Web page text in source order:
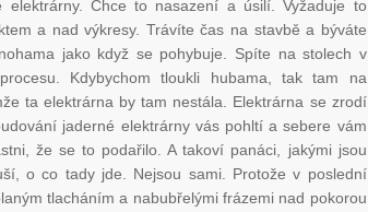
Chce to nasazení a úsilí. Vyžaduje to
a nad výkresy. Trávíte čas na stavbě a býváte
jako když se pohybuje. Spíte na stolech v
Kdybychom tloukli hubama, tak tam na
ta elektrárna by tam nestála. Elektrárna se zrodí
jaderné elektrárny vás pohltí a sebere vám
že se to podařilo. A takoví panáci, jakými jsou
o co tady jde. Nejsou sami. Protože v poslední
tlacháním a nabubřelými frázemi nad pokorou